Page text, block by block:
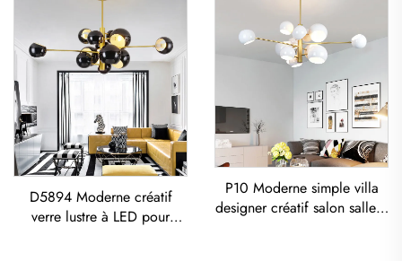
D5894 Moderne créatif
verre lustre à LED pour
P10 Moderne simple villa
designer créatif salon salle à